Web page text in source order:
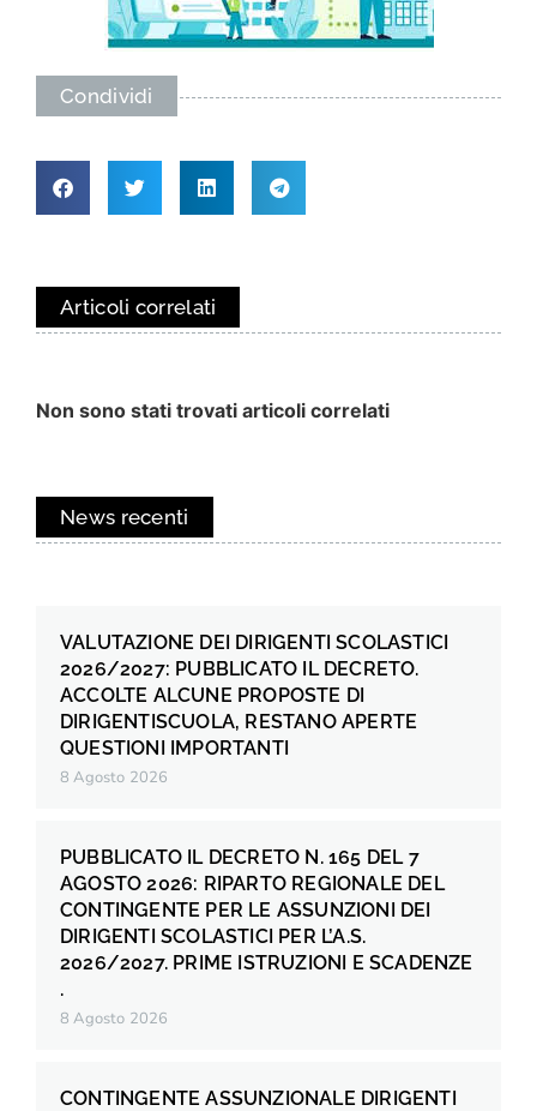
Condividi
Articoli correlati
Non sono stati trovati articoli correlati
News recenti
VALUTAZIONE DEI DIRIGENTI SCOLASTICI
2026/2027: PUBBLICATO IL DECRETO.
ACCOLTE ALCUNE PROPOSTE DI
DIRIGENTISCUOLA, RESTANO APERTE
QUESTIONI IMPORTANTI
8 Agosto 2026
PUBBLICATO IL DECRETO N. 165 DEL 7
AGOSTO 2026: RIPARTO REGIONALE DEL
CONTINGENTE PER LE ASSUNZIONI DEI
DIRIGENTI SCOLASTICI PER L’A.S.
2026/2027. PRIME ISTRUZIONI E SCADENZE
.
8 Agosto 2026
CONTINGENTE ASSUNZIONALE DIRIGENTI